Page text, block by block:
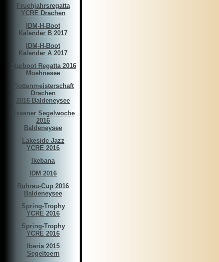
Fruehjahrsregatta
YCRE Drachen
IDM-H-Boot
Kalender B 2017
IDM-H-Boot
Kalender A 2017
Starboot Regatta 2016
Moehnesee
Flottenmeisterschaft
Drachen
2016 Baldeneysee
Essener Segelwoche
2016
Baldeneysee
Lakeside Jazz
YCRE 2016
Ikebana
IDM 2016
Ruhrau-Cup 2016
Baldeneysee
Spring-Trophy
YCRE 2016
Spring-Trophy
YCRE 2016
Iberia 2015
Segeltoern